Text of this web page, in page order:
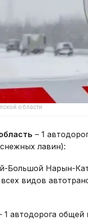
области
– 1
лавин):
Большой Нарын-
видов
1 автодорога общей